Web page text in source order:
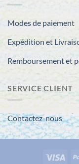
Modes de paiement
Expédition et
Remboursement et
SERVICE CLIENT
Contactez-nous